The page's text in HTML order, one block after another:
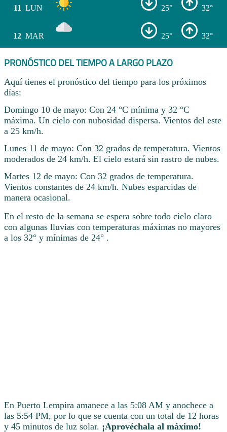
11 LUN 25° 32°
12 MAR 25° 32°
PRONÓSTICO DEL TIEMPO A LARGO PLAZO
Aquí tienes el pronóstico del tiempo para los próximos
días:
Domingo 10 de mayo: Con 24 °C mínima y 32 °C
máxima. Un cielo con nubosidad dispersa. Vientos del este
a 25 km/h.
Lunes 11 de mayo: Con 32 grados de temperatura. Vientos
moderados de 24 km/h. El cielo estará sin rastro de nubes.
Martes 12 de mayo: Con 32 grados de temperatura.
Vientos constantes de 24 km/h. Nubes esparcidas de
manera ocasional.
En el resto de la semana se espera sobre todo cielo claro
con algunas lluvias con temperaturas máximas no mayores
a los 32° y mínimas de 24° .
En Puerto Lempira amanece a las 5:08 AM y anochece a
las 5:54 PM, por lo que se cuenta con un total de 12 horas
y 45 minutos de luz solar. ¡Aprovéchala al máximo!